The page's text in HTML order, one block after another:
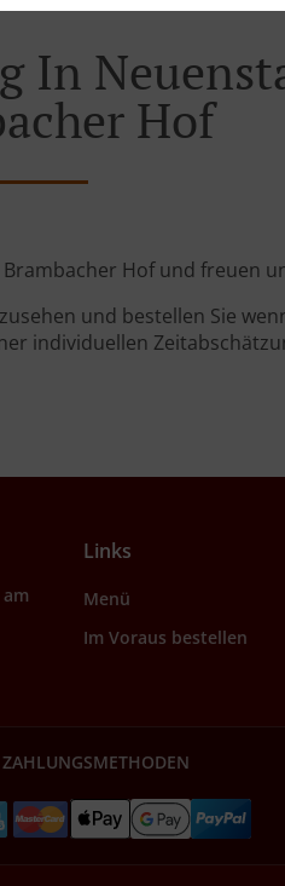
In
Hof
Hof und freuen
und bestellen Sie
individuellen
Links
Menü
Im Voraus bestellen
ZAHLUNGSMETHODEN